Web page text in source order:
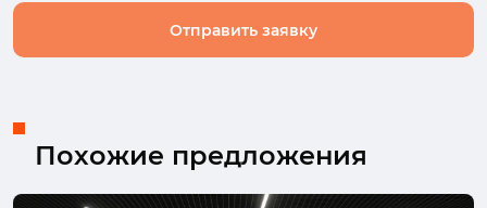
Отправить заявку
Похожие предложения